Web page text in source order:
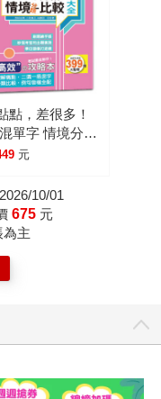
點，差很多！
單字 情境分類
大全 絕對合
元
10/01
675 元
主